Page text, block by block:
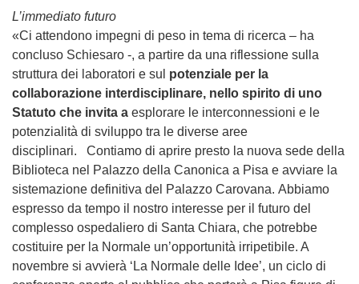
L’immediato futuro
«Ci attendono impegni di peso in tema di ricerca – ha
concluso Schiesaro -, a partire da una riflessione sulla
struttura dei laboratori e sul potenziale per la
collaborazione interdisciplinare, nello spirito di uno
Statuto che invita a esplorare le interconnessioni e le
potenzialità di sviluppo tra le diverse aree
disciplinari. Contiamo di aprire presto la nuova sede della
Biblioteca nel Palazzo della Canonica a Pisa e avviare la
sistemazione definitiva del Palazzo Carovana. Abbiamo
espresso da tempo il nostro interesse per il futuro del
complesso ospedaliero di Santa Chiara, che potrebbe
costituire per la Normale un’opportunità irripetibile. A
novembre si avvierà ‘La Normale delle Idee’, un ciclo di